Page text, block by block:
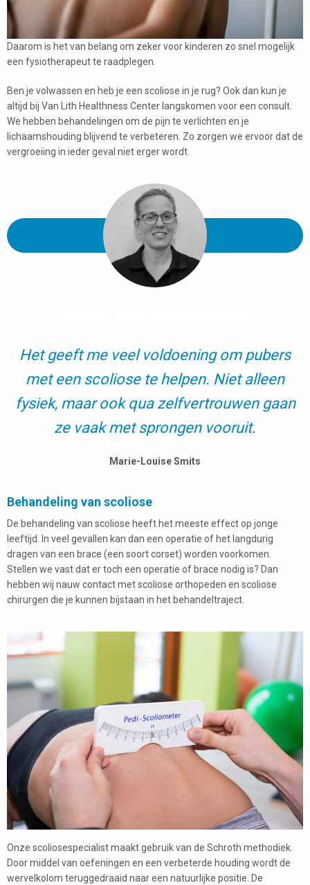
Daarom is het van belang om zeker voor kinderen zo snel mogelijk
een fysiotherapeut te raadplegen.
Ben je volwassen en heb je een scoliose in je rug? Ook dan kun je
altijd bij Van Lith Healthness Center langskomen voor een consult.
We hebben behandelingen om de pijn te verlichten en je
lichaamshouding blijvend te verbeteren. Zo zorgen we ervoor dat de
vergroeiing in ieder geval niet erger wordt.
Het geeft me veel voldoening om pubers
met een scoliose te helpen. Niet alleen
fysiek, maar ook qua zelfvertrouwen gaan
ze vaak met sprongen vooruit.
Marie-Louise Smits
Behandeling van scoliose
De behandeling van scoliose heeft het meeste effect op jonge
leeftijd. In veel gevallen kan dan een operatie of het langdurig
dragen van een brace (een soort corset) worden voorkomen.
Stellen we vast dat er toch een operatie of brace nodig is? Dan
hebben wij nauw contact met scoliose orthopeden en scoliose
chirurgen die je kunnen bijstaan in het behandeltraject.
Onze scoliosespecialist maakt gebruik van de Schroth methodiek.
Door middel van oefeningen en een verbeterde houding wordt de
wervelkolom teruggedraaid naar een natuurlijke positie. De